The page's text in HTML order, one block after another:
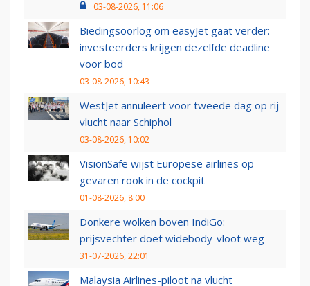
03-08-2026, 11:06
Biedingsoorlog om easyJet gaat verder:
investeerders krijgen dezelfde deadline
voor bod
03-08-2026, 10:43
WestJet annuleert voor tweede dag op rij
vlucht naar Schiphol
03-08-2026, 10:02
VisionSafe wijst Europese airlines op
gevaren rook in de cockpit
01-08-2026, 8:00
Donkere wolken boven IndiGo:
prijsvechter doet widebody-vloot weg
31-07-2026, 22:01
Malaysia Airlines-piloot na vlucht